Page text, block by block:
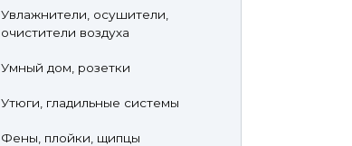
Увлажнители, осушители,
очистители воздуха
Умный дом, розетки
Утюги, гладильные системы
Фены, плойки, щипцы